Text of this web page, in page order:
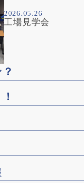
2026.05.26
工場見学会